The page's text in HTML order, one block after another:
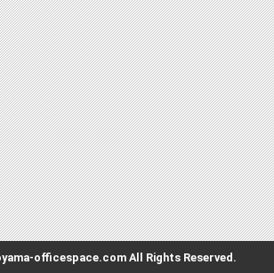
officespace.com All Rights Reserved.